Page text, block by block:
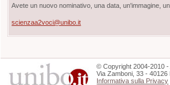
Avete un nuovo nominativo, una data, un'immagine,
scienzaa2voci@unibo.it
©Copyright 2004-2010
Via Zamboni, 33 - 40126
Informativa sulla Privacy